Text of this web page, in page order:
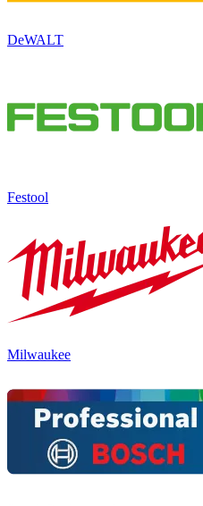
DeWALT
Festool
Milwaukee